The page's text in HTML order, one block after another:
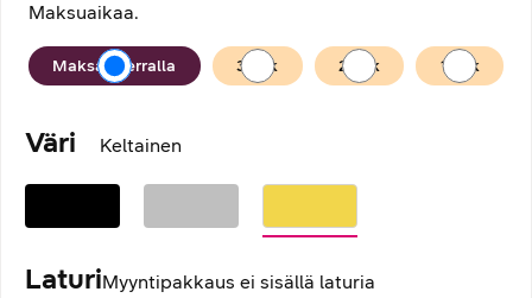
Maksuaikaa.
Maksuaika
Maksan kerralla 36 kk 24 kk 12 kk
Väri Keltainen
LaturiMyyntipakkaus ei sisällä laturia